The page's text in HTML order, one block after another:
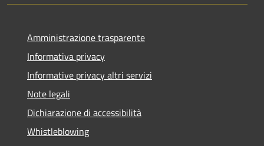
Amministrazione trasparente
Informativa privacy
Informative privacy altri servizi
Note legali
Dichiarazione di accessibilità
Whistleblowing